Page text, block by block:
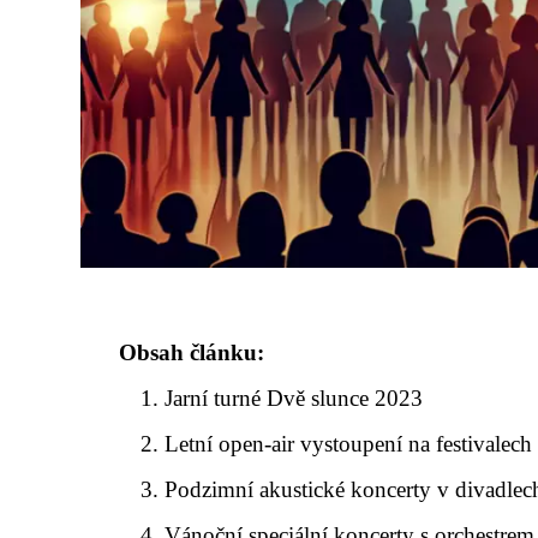
Obsah článku:
Jarní turné Dvě slunce 2023
Letní open-air vystoupení na festivalech
Podzimní akustické koncerty v